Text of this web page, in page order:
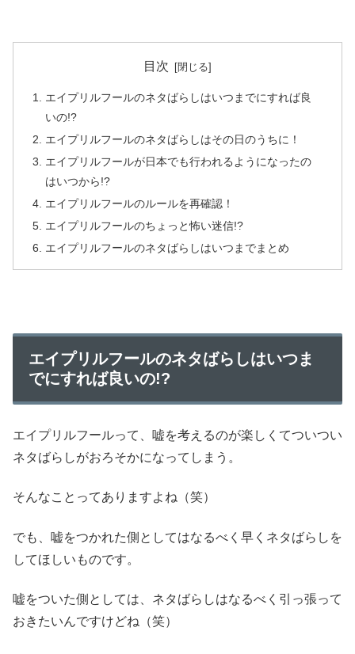
目次
エイプリルフールのネタばらしはいつまでにすれば良
いの!?
エイプリルフールのネタばらしはその日のうちに！
エイプリルフールが日本でも行われるようになったの
はいつから!?
エイプリルフールのルールを再確認！
エイプリルフールのちょっと怖い迷信!?
エイプリルフールのネタばらしはいつまでまとめ
エイプリルフールのネタばらしはいつま
でにすれば良いの!?
エイプリルフールって、嘘を考えるのが楽しくてついつい
ネタばらしがおろそかになってしまう。
そんなことってありますよね（笑）
でも、嘘をつかれた側としてはなるべく早くネタばらしを
してほしいものです。
嘘をついた側としては、ネタばらしはなるべく引っ張って
おきたいんですけどね（笑）